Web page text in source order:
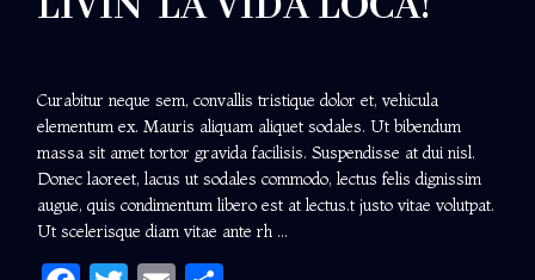
Curabitur neque sem, convallis tristique dolor et, vehicula
elementum ex. Mauris aliquam aliquet sodales. Ut bibendum
massa sit amet tortor gravida facilisis. Suspendisse at dui nisl.
Donec laoreet, lacus ut sodales commodo, lectus felis dignissim
augue, quis condimentum libero est at lectus.t justo vitae volutpat.
Ut scelerisque diam vitae ante rh ...